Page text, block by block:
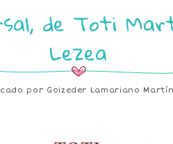
de Toti
Lezea
por Goizeder Lamariano Martín